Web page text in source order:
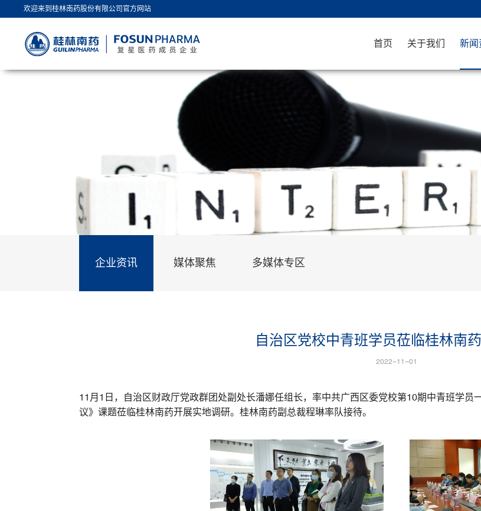
欢迎来到桂林南药股份有限公司官方网站
首页 关于我们 新闻
企业资讯 媒体聚焦 多媒体专区
自治区党校中青班学员莅临桂林南
2022-11-01
11月1日，自治区财政厅党政群团处副处长潘娜任组长，率中共广西区委党校第10期中青班学
议》课题莅临桂林南药开展实地调研。桂林南药副总裁程琳率队接待。